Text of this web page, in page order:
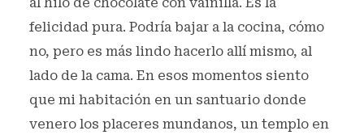
felicidad pura. Podría bajar a la cocina, cómo
no, pero es más lindo hacerlo allí mismo, al
lado de la cama. En esos momentos siento
que mi habitación en un santuario donde
venero los placeres mundanos, un templo en